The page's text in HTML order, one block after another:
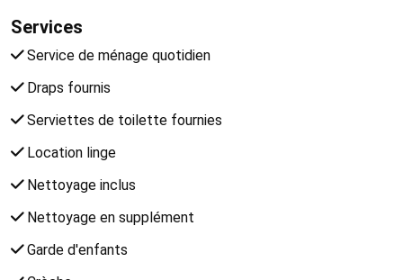
Services
Service de ménage quotidien
Draps fournis
Serviettes de toilette fournies
Location linge
Nettoyage inclus
Nettoyage en supplément
Garde d'enfants